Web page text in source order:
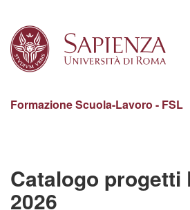
principale
Formazione Scuola-Lavoro - FSL
Catalogo progetti
2026